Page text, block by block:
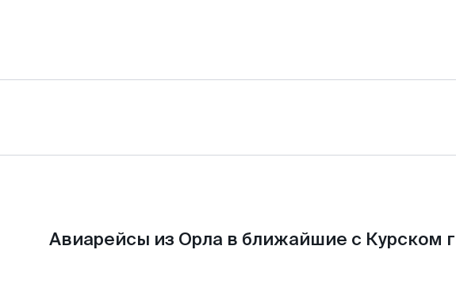
Авиарейсы из Орла в ближайшие с Курском